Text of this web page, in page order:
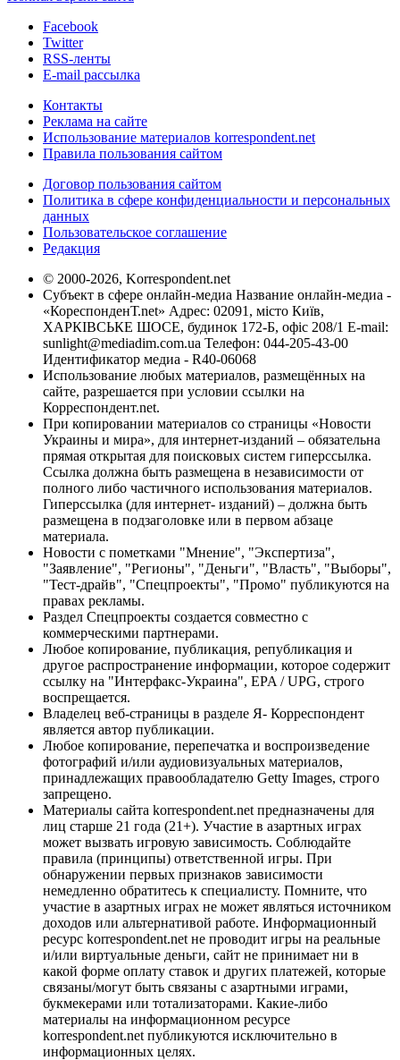
Facebook
Twitter
RSS-ленты
E-mail рассылка
Контакты
Реклама на сайте
Использование материалов korrespondent.net
Правила пользования сайтом
Договор пользования сайтом
Политика в сфере конфиденциальности и персональных
данных
Пользовательское соглашение
Редакция
© 2000-2026, Korrespondent.net
Субъект в сфере онлайн-медиа Название онлайн-медиа -
«КореспонденТ.net» Адрес: 02091, місто Київ,
ХАРКІВСЬКЕ ШОСЕ, будинок 172-Б, офіс 208/1 E-mail:
sunlight@mediadim.com.ua Телефон: 044-205-43-00
Идентификатор медиа - R40-06068
Использование любых материалов, размещённых на
сайте, разрешается при условии ссылки на
Корреспондент.net.
При копировании материалов со страницы «Новости
Украины и мира», для интернет-изданий – обязательна
прямая открытая для поисковых систем гиперссылка.
Ссылка должна быть размещена в независимости от
полного либо частичного использования материалов.
Гиперссылка (для интернет- изданий) – должна быть
размещена в подзаголовке или в первом абзаце
материала.
Новости с пометками "Мнение", "Экспертиза",
"Заявление", "Регионы", "Деньги", "Власть", "Выборы",
"Тест-драйв", "Спецпроекты", "Промо" публикуются на
правах рекламы.
Раздел Спецпроекты создается совместно с
коммерческими партнерами.
Любое копирование, публикация, републикация и
другое распространение информации, которое содержит
ссылку на "Интерфакс-Украина", EPA / UPG, строго
воспрещается.
Владелец веб-страницы в разделе Я- Корреспондент
является автор публикации.
Любое копирование, перепечатка и воспроизведение
фотографий и/или аудиовизуальных материалов,
принадлежащих правообладателю Getty Images, строго
запрещено.
Материалы сайта korrespondent.net предназначены для
лиц старше 21 года (21+). Участие в азартных играх
может вызвать игровую зависимость. Соблюдайте
правила (принципы) ответственной игры. При
обнаружении первых признаков зависимости
немедленно обратитесь к специалисту. Помните, что
участие в азартных играх не может являться источником
доходов или альтернативой работе. Информационный
ресурс korrespondent.net не проводит игры на реальные
и/или виртуальные деньги, сайт не принимает ни в
какой форме оплату ставок и других платежей, которые
связаны/могут быть связаны с азартными играми,
букмекерами или тотализаторами. Какие-либо
материалы на информационном ресурсе
korrespondent.net публикуются исключительно в
информационных целях.